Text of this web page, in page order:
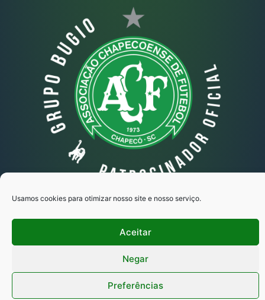
Usamos cookies para otimizar nosso site e nosso serviço.
Aceitar
Negar
Preferências
Copyright 2025 - Desenvolvido por Ipse